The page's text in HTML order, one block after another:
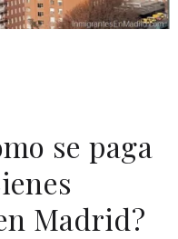
se paga
Madrid?